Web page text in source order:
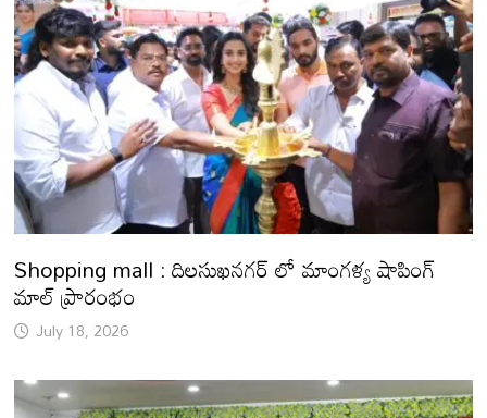
Shopping mall : దిలసుఖనగర్ లో మాంగళ్య షాపింగ్
మాల్ ప్రారంభం
July 18, 2026